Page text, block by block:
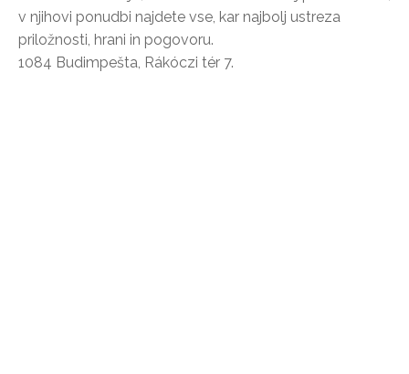
v njihovi ponudbi najdete vse, kar najbolj ustreza
priložnosti, hrani in pogovoru.
1084 Budimpešta, Rákóczi tér 7.